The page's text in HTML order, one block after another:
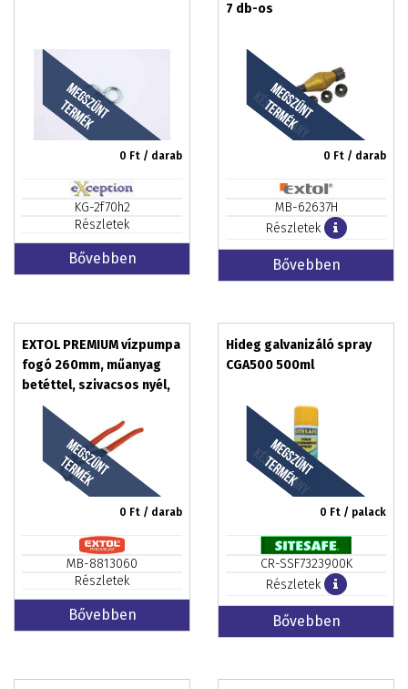
0 Ft / darab
KG-2f70h2
Részletek
Bővebben
7 db-os
0 Ft / darab
MB-62637H
Részletek
Bővebben
EXTOL PREMIUM vízpumpa
fogó 260mm, műanyag
betéttel, szivacsos nyél,
C.V., fekete, csaptelephez
0 Ft / darab
MB-8813060
Részletek
Bővebben
Hideg galvanizáló spray
CGA500 500ml
0 Ft / palack
CR-SSF7323900K
Részletek
Bővebben